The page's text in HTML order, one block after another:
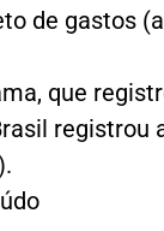
de gastos
que